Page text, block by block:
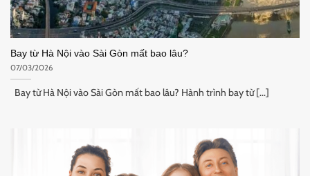
Bay từ Hà Nội vào Sài Gòn mất bao lâu?
07/03/2026
Bay từ Hà Nội vào Sài Gòn mất bao lâu? Hành trình bay từ [...]